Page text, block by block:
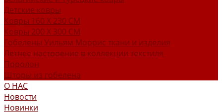
Детские ковры
Ковры 160 X 230 СМ
Ковры 200 X 300 СМ
Гобелены Уильям Моррис ткани и изделия
Летнее настроение в коллекции текстиля
Поролон
Шторы из гобелена
О НАС
Новости
Новинки